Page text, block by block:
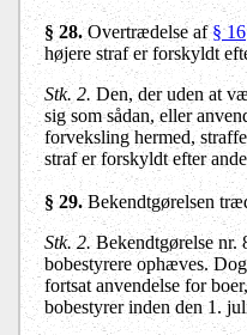
§ 28.Overtrædelse af§ 16
højere straf er forskyldt
Stk. 2. Den, der uden at
sig som sådan, eller
forveksling hermed,
straf er forskyldt efter
§ 29.Bekendtgørelsen
Stk. 2.Bekendtgørelse nr.
bobestyrere ophæves.
fortsat anvendelse for
bobestyrer inden den 1.